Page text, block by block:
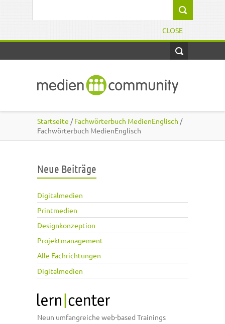
CLOSE
Startseite /Fachwörterbuch MedienEnglisch /
Fachwörterbuch MedienEnglisch
Neue Beiträge
Digitalmedien
Printmedien
Designkonzeption
Projektmanagement
Alle Fachrichtungen
Digitalmedien
Neun umfangreiche web-based Trainings